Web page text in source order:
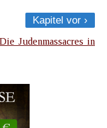
Kapitel vor ›
Die Judenmassacres in